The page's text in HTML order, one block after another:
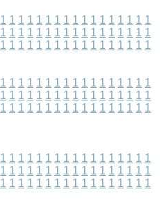
1 1 1 1 1 1 1 1 1 1 1 1 1 1 1 1 1
1 1 1 1 1 1 1 1 1 1 1 1 1 1 1 1 1
1 1 1 1 1 1 1 1 1 1 1 1 1 1 1 1 1
1 1 1 1 1 1 1 1 1 1 1 1 1 1 1 1 1
1 1 1 1 1 1 1 1 1 1 1 1 1 1 1 1 1
1 1 1 1 1 1 1 1 1 1 1 1 1 1 1 1 1
1 1 1 1 1 1 1 1 1 1 1 1 1 1 1 1 1
1 1 1 1 1 1 1 1 1 1 1 1 1 1 1 1 1
1 1 1 1 1 1 1 1 1 1 1 1 1 1 1 1 1